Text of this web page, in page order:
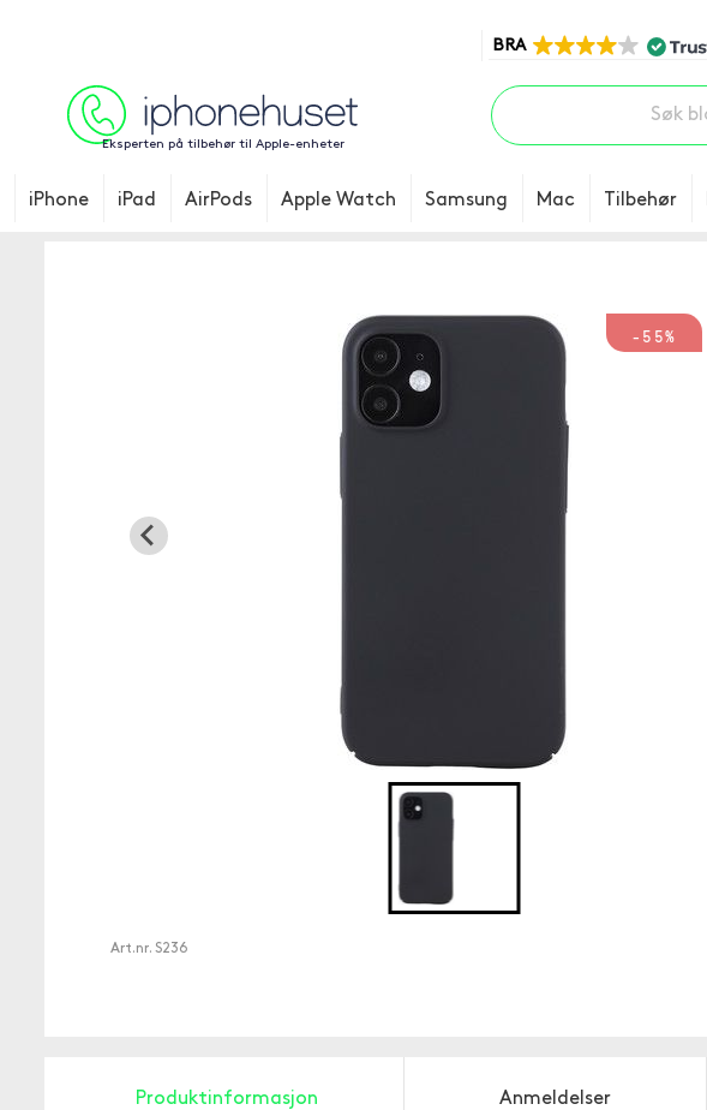
BRA
Eksperten på tilbehør til Apple-enheter
iPhone iPad AirPods Apple Watch Samsung Mac Tilbehør
-55%
Art.nr. S236
Produktinformasjon Anmeldelser